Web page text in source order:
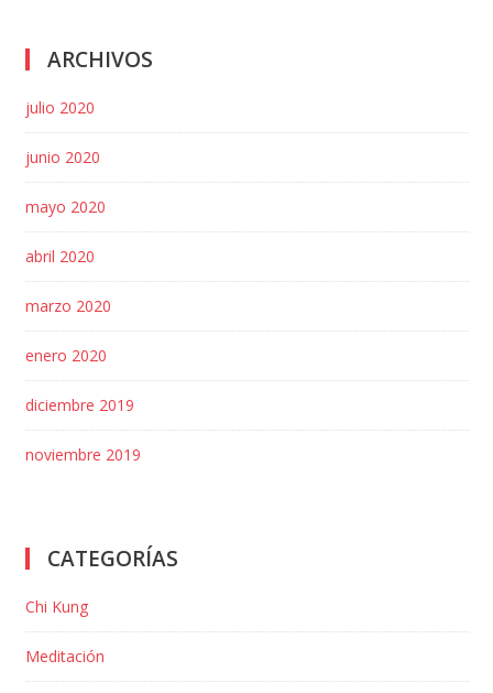
ARCHIVOS
julio 2020
junio 2020
mayo 2020
abril 2020
marzo 2020
enero 2020
diciembre 2019
noviembre 2019
CATEGORÍAS
Chi Kung
Meditación